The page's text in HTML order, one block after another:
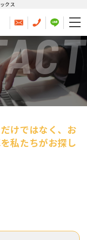
クス
けではなく、 お
私たちがお探し